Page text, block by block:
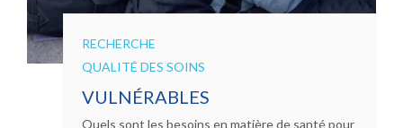
RECHERCHE
QUALITÉ DES SOINS
VULNÉRABLES
Quels sont les besoins en matière de santé pour